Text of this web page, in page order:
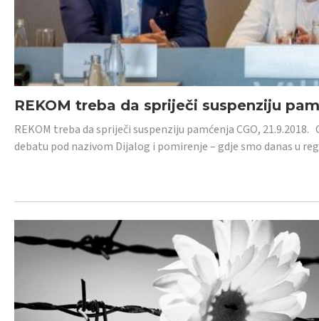
REKOM treba da spriječi suspenziju
REKOM treba da spriječi suspenziju pamćenja CGO,
debatu pod nazivom Dijalog i pomirenje – gdje smo danas u